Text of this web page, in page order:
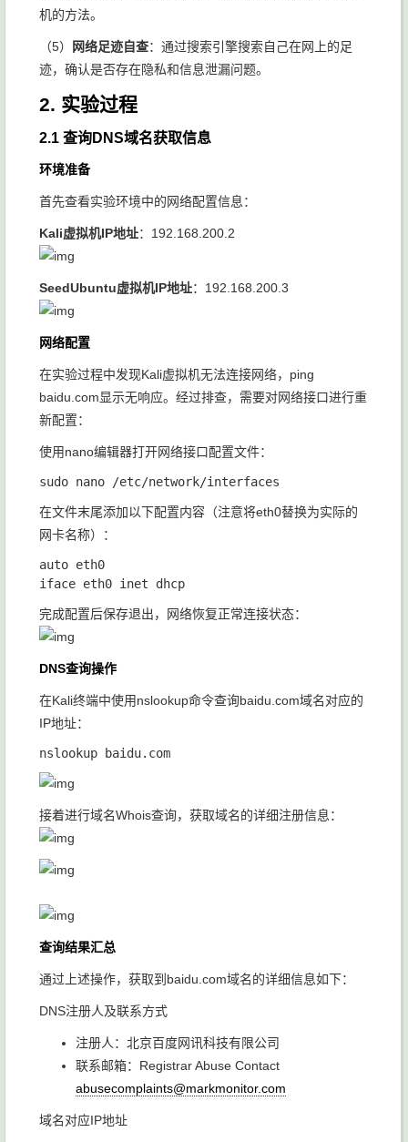
机的方法。
（5） 网络足迹自查：通过搜索引擎搜索自己在网上的足
迹，确认是否存在隐私和信息泄漏问题。
2. 实验过程
2.1 查询DNS域名获取信息
环境准备
首先查看实验环境中的网络配置信息：
Kali虚拟机IP地址：192.168.200.2
SeedUbuntu虚拟机IP地址：192.168.200.3
网络配置
在实验过程中发现Kali虚拟机无法连接网络，ping
baidu.com显示无响应。经过排查，需要对网络接口进行重
新配置：
使用nano编辑器打开网络接口配置文件：
在文件末尾添加以下配置内容（注意将eth0替换为实际的
网卡名称）：
auto eth0
完成配置后保存退出，网络恢复正常连接状态：
DNS查询操作
在Kali终端中使用nslookup命令查询baidu.com域名对应的
IP地址：
接着进行域名Whois查询，获取域名的详细注册信息：
查询结果汇总
通过上述操作，获取到baidu.com域名的详细信息如下：
DNS注册人及联系方式
注册人：北京百度网讯科技有限公司
联系邮箱：Registrar Abuse Contact
abusecomplaints@markmonitor.com
域名对应IP地址